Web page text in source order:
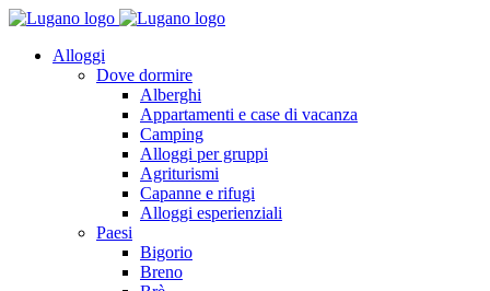
Alloggi
Dove dormire
Alberghi
Appartamenti e case di vacanza
Camping
Alloggi per gruppi
Agriturismi
Capanne e rifugi
Alloggi esperienziali
Paesi
Bigorio
Breno